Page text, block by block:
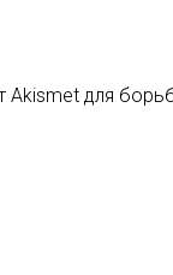
Akismet для